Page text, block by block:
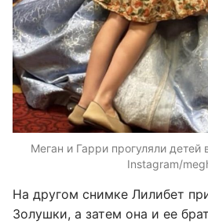
Меган и Гарри прогуляли
Instagram/
На другом снимке Лилибет
Золушки, а затем она и ее